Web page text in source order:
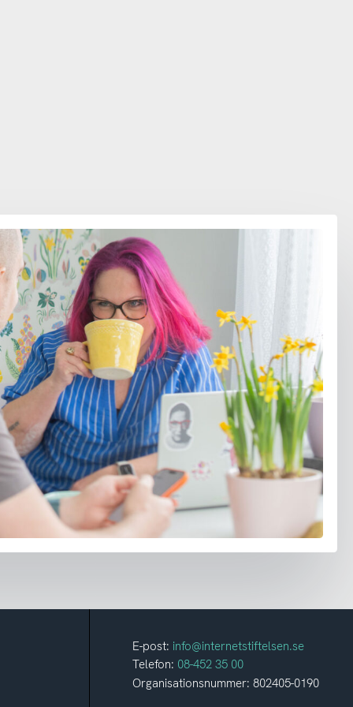
E-post: info@internetstiftelsen.se
Telefon: 08-452 35 00
Organisationsnummer: 802405-0190